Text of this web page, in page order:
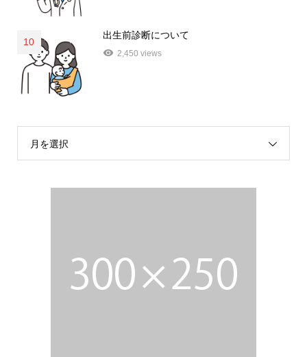
10
出生前診断について
2,450 views
月を選択